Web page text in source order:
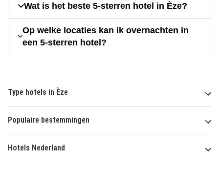
Wat is het beste 5-sterren hotel in Èze?
Op welke locaties kan ik overnachten in
een 5-sterren hotel?
Type hotels in Èze
Populaire bestemmingen
Hotels Nederland